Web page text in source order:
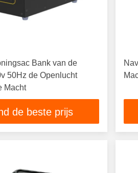
Bank van de
50Hz de Openlucht
Macht
de beste prijs